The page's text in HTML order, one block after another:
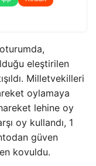
eleştirilen
Milletvekilleri
oylamaya
lehine oy
oy kullandı, 1
güven
kovuldu.